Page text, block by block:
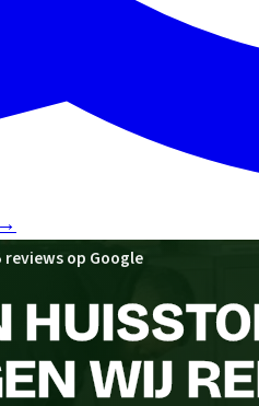
reviews op Google
WIJ